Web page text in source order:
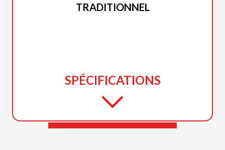
TRADITIONNEL
SPÉCIFICATIONS